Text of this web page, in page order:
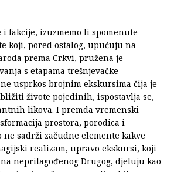
fakcije, izuzmemo li spomenute
koji, pored ostalog, upućuju na
prema Crkvi, pružena je
s etapama trešnjevačke
usprkos brojnim ekskursima čija je
živote pojedinih, ispostavlja se,
likova. I premda vremenski
prostora, porodica i
ne sadrži začudne elemente kakve
realizam, upravo ekskursi, koji
neprilagođenog Drugog, djeluju kao